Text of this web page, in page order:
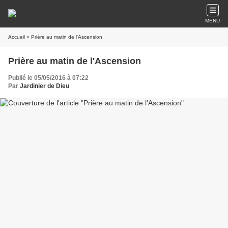
MENU
Accueil » Prière au matin de l'Ascension
Prière au matin de l'Ascension
Publié le 05/05/2016 à 07:22
Par Jardinier de Dieu